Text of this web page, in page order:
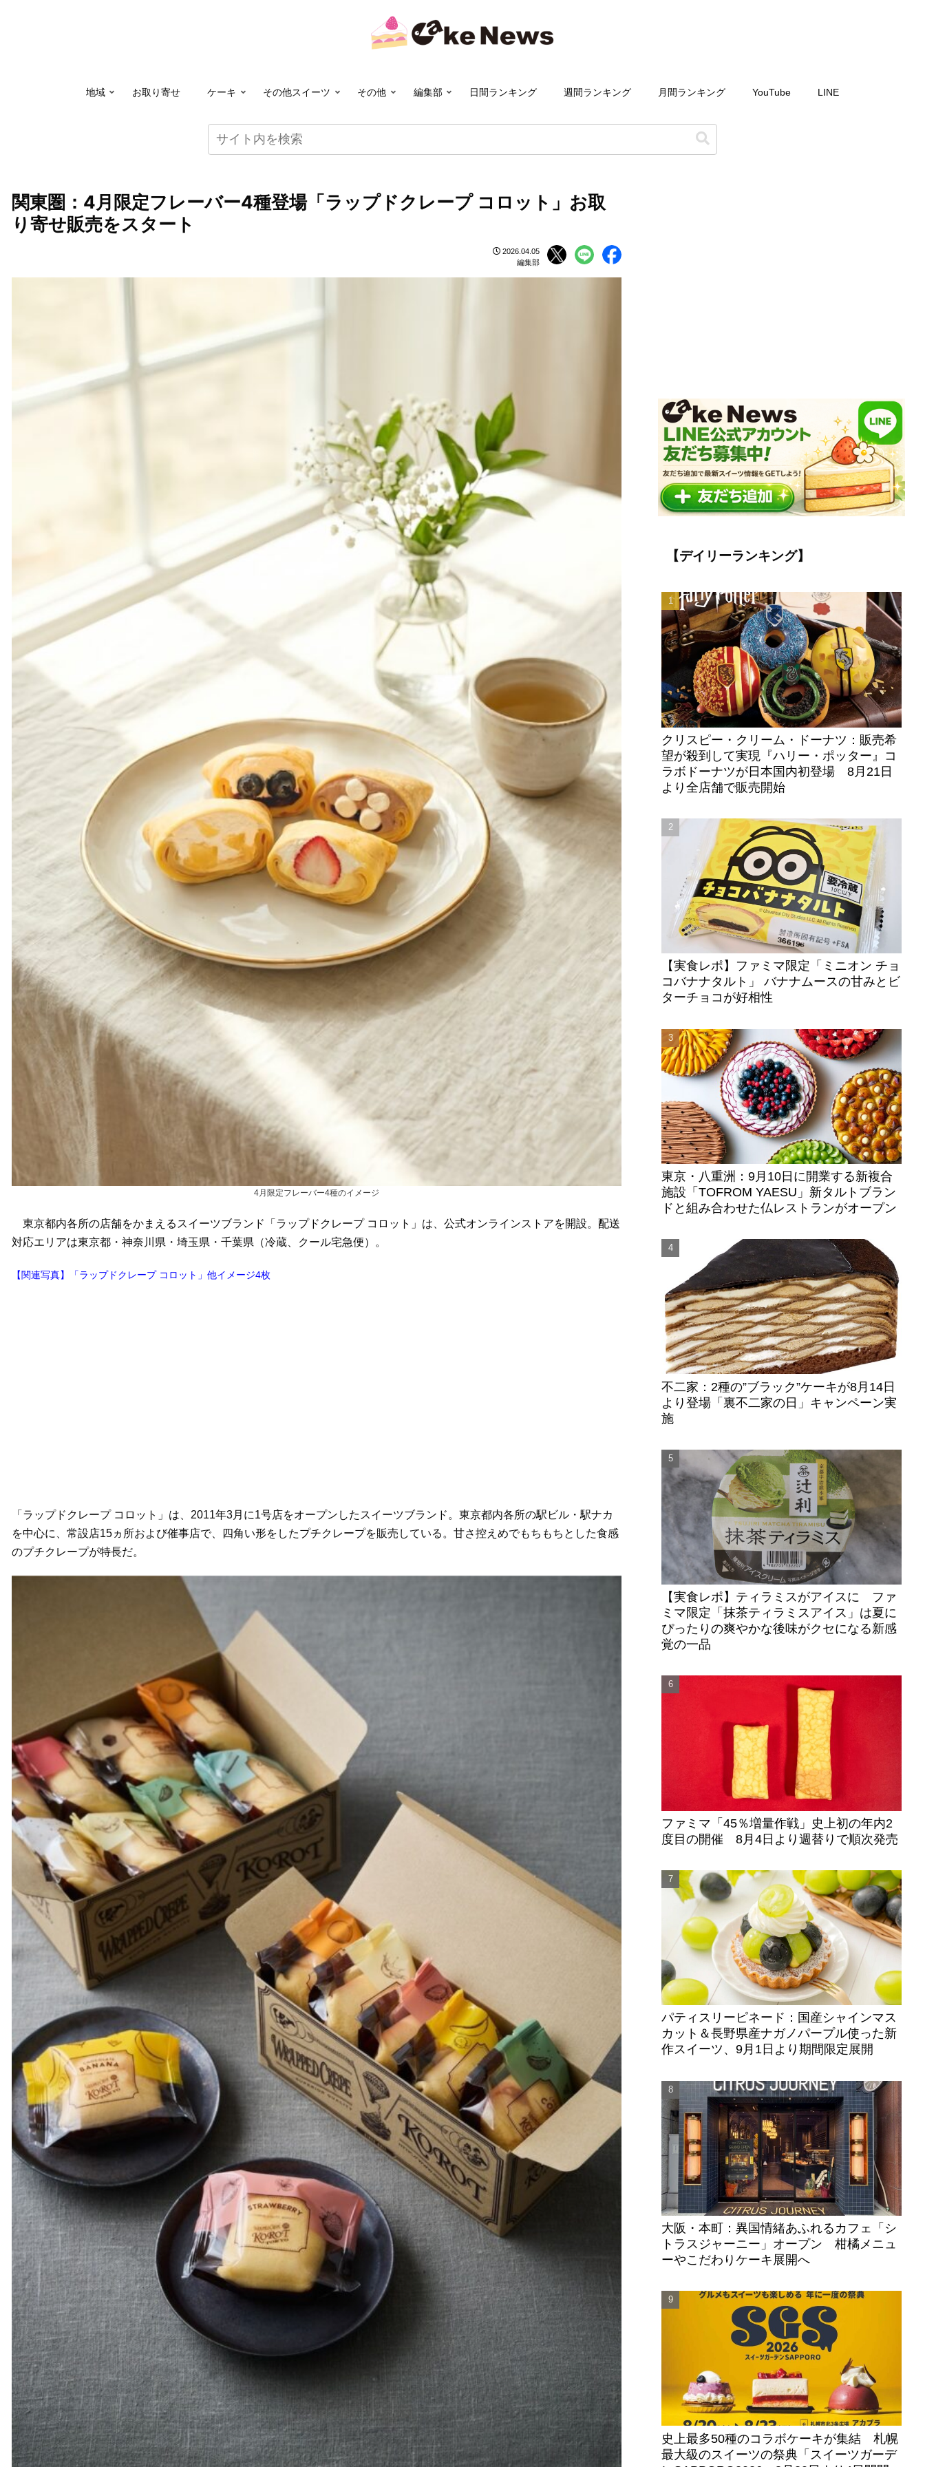
地域 お取り寄せ ケーキ その他スイーツ その他 編集部 日間ランキング 週間ランキング 月間ランキング YouTube LINE
関東圏：4月限定フレーバー4種登場「ラップドクレープ コロット」お取
り寄せ販売をスタート
2026.04.05
編集部
4月限定フレーバー4種のイメージ
東京都内各所の店舗をかまえるスイーツブランド「ラップドクレープ コロット」は、公式オンラインストアを開設。配送
対応エリアは東京都・神奈川県・埼玉県・千葉県（冷蔵、クール宅急便）。
【関連写真】「ラップドクレープ コロット」他イメージ4枚
「ラップドクレープ コロット」は、2011年3月に1号店をオープンしたスイーツブランド。東京都内各所の駅ビル・駅ナカ
を中心に、常設店15ヵ所および催事店で、四角い形をしたプチクレープを販売している。甘さ控えめでもちもちとした食感
のプチクレープが特長だ。
【デイリーランキング】
クリスピー・クリーム・ドーナツ：販売希
望が殺到して実現『ハリー・ポッター』コ
ラボドーナツが日本国内初登場 8月21日
より全店舗で販売開始
【実食レポ】ファミマ限定「ミニオン チョ
コバナナタルト」 バナナムースの甘みとビ
ターチョコが好相性
東京・八重洲：9月10日に開業する新複合
施設「TOFROM YAESU」新タルトブラン
ドと組み合わせた仏レストランがオープン
不二家：2種の”ブラック”ケーキが8月14日
より登場「裏不二家の日」キャンペーン実
施
【実食レポ】ティラミスがアイスに ファ
ミマ限定「抹茶ティラミスアイス」は夏に
ぴったりの爽やかな後味がクセになる新感
覚の一品
ファミマ「45％増量作戦」史上初の年内2
度目の開催 8月4日より週替りで順次発売
パティスリーピネード：国産シャインマス
カット＆長野県産ナガノパープル使った新
作スイーツ、9月1日より期間限定展開
大阪・本町：異国情緒あふれるカフェ「シ
トラスジャーニー」オープン 柑橘メニュ
ーやこだわりケーキ展開へ
史上最多50種のコラボケーキが集結 札幌
最大級のスイーツの祭典「スイーツガーデ